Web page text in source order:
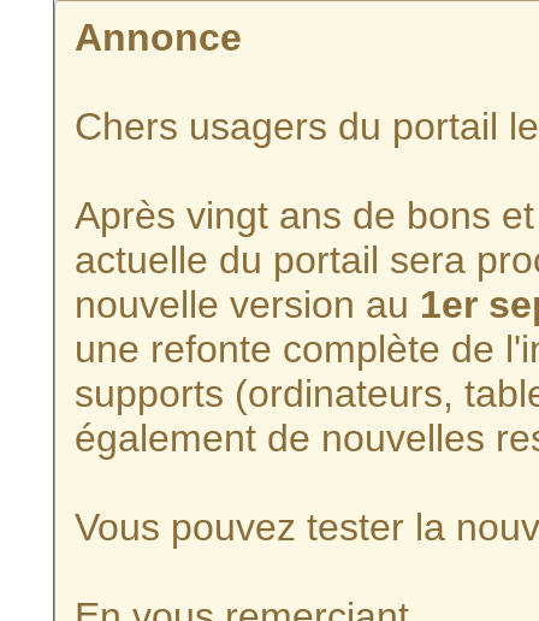
Annonce
Chers usagers du portail
Après vingt ans de bons
actuelle du portail sera
nouvelle version au 1er
une refonte complète de
supports (ordinateurs,
également de nouvelles
Vous pouvez tester la